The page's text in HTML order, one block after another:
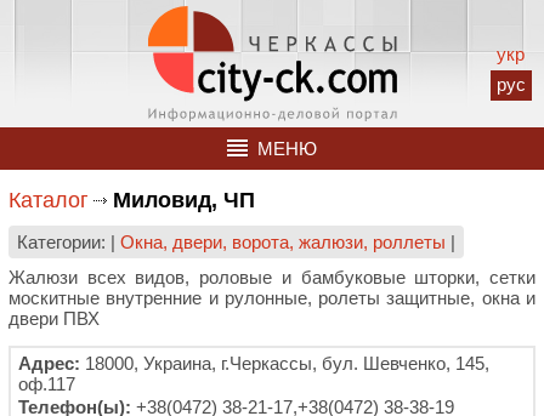
укр
рус
МЕНЮ
Каталог Миловид, ЧП
Категории: | Окна, двери, ворота, жалюзи, роллеты |
Жалюзи всех видов, роловые и бамбуковые шторки, сетки
москитные внутренние и рулонные, ролеты защитные, окна и
двери ПВХ
Адрес: 18000, Украина, г.Черкассы, бул. Шевченко, 145,
оф.117
Телефон(ы): +38(0472) 38-21-17,+38(0472) 38-38-19